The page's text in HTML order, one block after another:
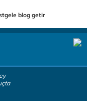
blog getir